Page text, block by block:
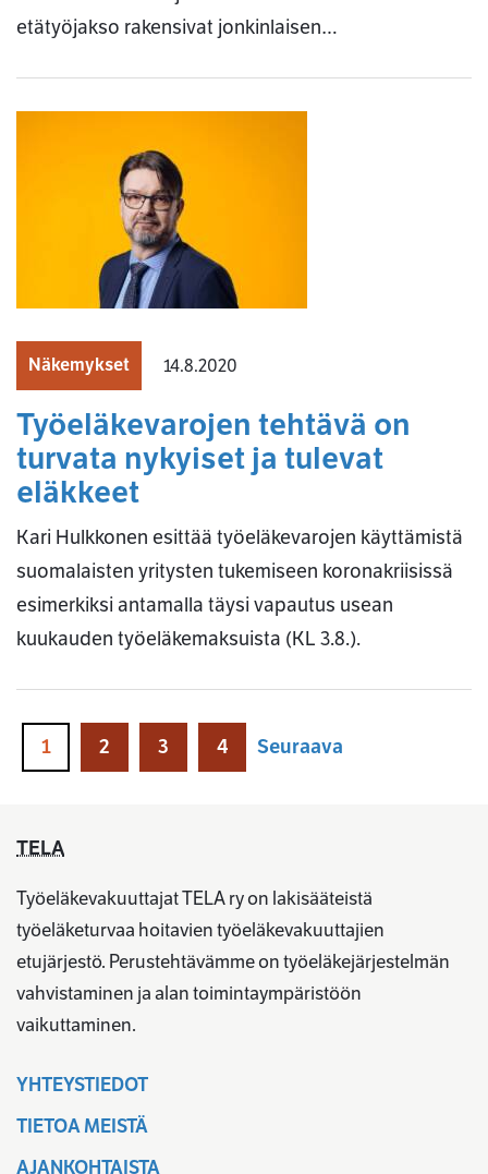
etätyöjakso rakensivat jonkinlaisen…
Näkemykset 14.8.2020
Työeläkevarojen tehtävä on
turvata nykyiset ja tulevat
eläkkeet
Kari Hulkkonen esittää työeläkevarojen käyttämistä
suomalaisten yritysten tukemiseen koronakriisissä
esimerkiksi antamalla täysi vapautus usean
kuukauden työeläkemaksuista (KL 3.8.).
1 2 3 4 Seuraava
TELA
Työeläkevakuuttajat TELA ry on lakisääteistä
työeläketurvaa hoitavien työeläkevakuuttajien
etujärjestö. Perustehtävämme on työeläkejärjestelmän
vahvistaminen ja alan toimintaympäristöön
vaikuttaminen.
YHTEYSTIEDOT
TIETOA MEISTÄ
AJANKOHTAISTA